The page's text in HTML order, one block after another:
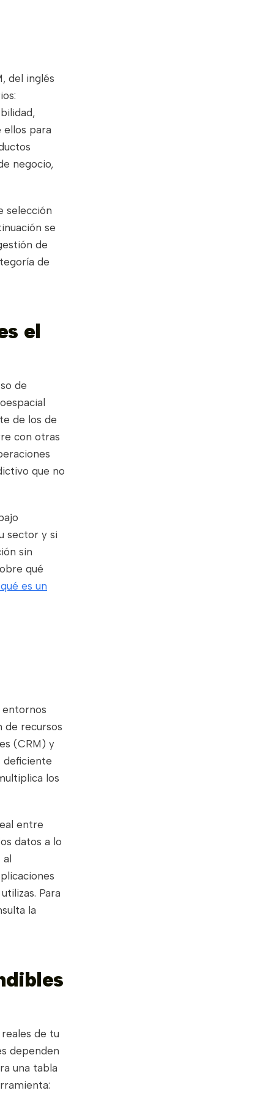
del inglés
ellos para
negocio,
selección
se
de
de
el
de
de los de
con otras
que no
sector y si
sin
qué
es un
entornos
de recursos
(CRM) y
deficiente
los
entre
datos a lo
Para
la
de tu
dependen
una tabla